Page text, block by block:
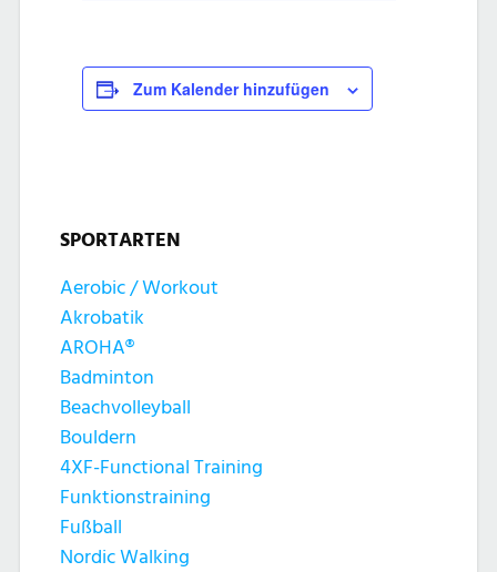
Zum Kalender hinzufügen
SPORTARTEN
Aerobic / Workout
Akrobatik
AROHA®
Badminton
Beachvolleyball
Bouldern
4XF-Functional Training
Funktionstraining
Fußball
Nordic Walking